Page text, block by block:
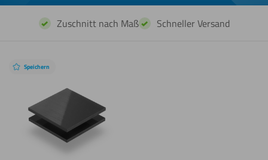
Zuschnitt nach Maß Schneller Versand
Speichern